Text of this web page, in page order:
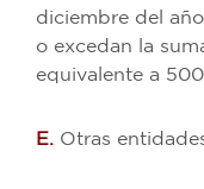
diciembre del
o excedan la
equivalente a 500
E. Otras